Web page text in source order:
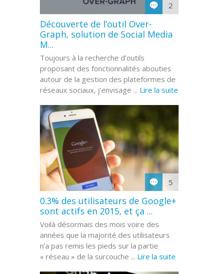
2
Découverte de l’outil Over-
Graph, solution de Social Media
M...
Toujours à la recherche d’outils
proposant des fonctionnalités abouties
autour de la gestion des plateformes de
réseaux sociaux, j’envisage ... Lire la suite
5
0.3% des utilisateurs de Google+
sont actifs en 2015, et ça ...
Voilà désormais des mois voire des
années que la majorité des utilisateurs
n’a pas remis les pieds sur la partie
« réseau » de la surcouche ... Lire la suite